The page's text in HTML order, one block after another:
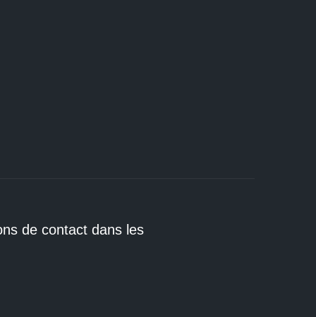
de contact dans les